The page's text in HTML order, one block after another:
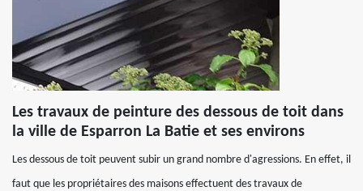
Les travaux de peinture des dessous de toit dans
la ville de Esparron La Batie et ses environs
Les dessous de toit peuvent subir un grand nombre d'agressions. En effet, il
faut que les propriétaires des maisons effectuent des travaux de